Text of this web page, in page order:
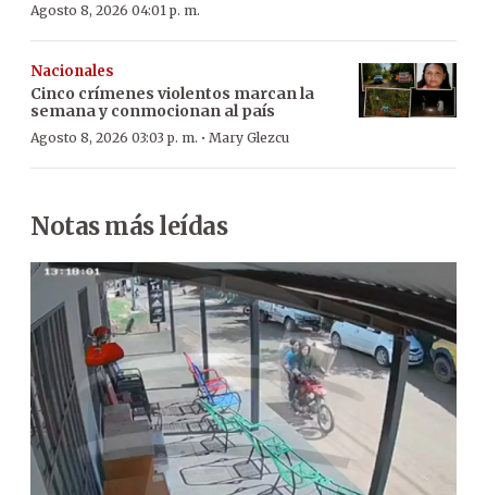
Agosto 8, 2026 04:01 p. m.
Nacionales
Cinco crímenes violentos marcan la
semana y conmocionan al país
Agosto 8, 2026 03:03 p. m. · Mary Glezcu
Notas más leídas